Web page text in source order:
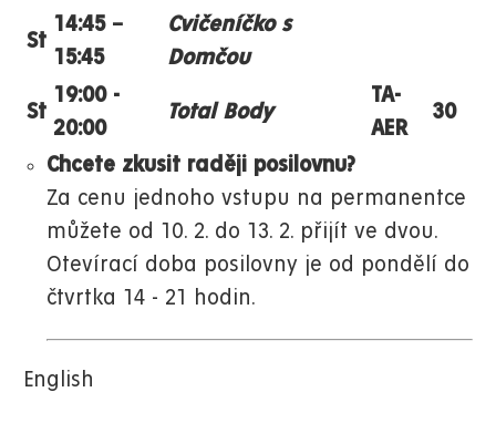
St
14:45 –
15:45
Cvičeníčko s
Domčou
St
19:00 -
20:00
Total Body
TA-
AER
30
Chcete zkusit raději posilovnu?
Za cenu jednoho vstupu na permanentce
můžete od 10. 2. do 13. 2. přijít ve dvou.
Otevírací doba posilovny je od pondělí do
čtvrtka 14 - 21 hodin.
English